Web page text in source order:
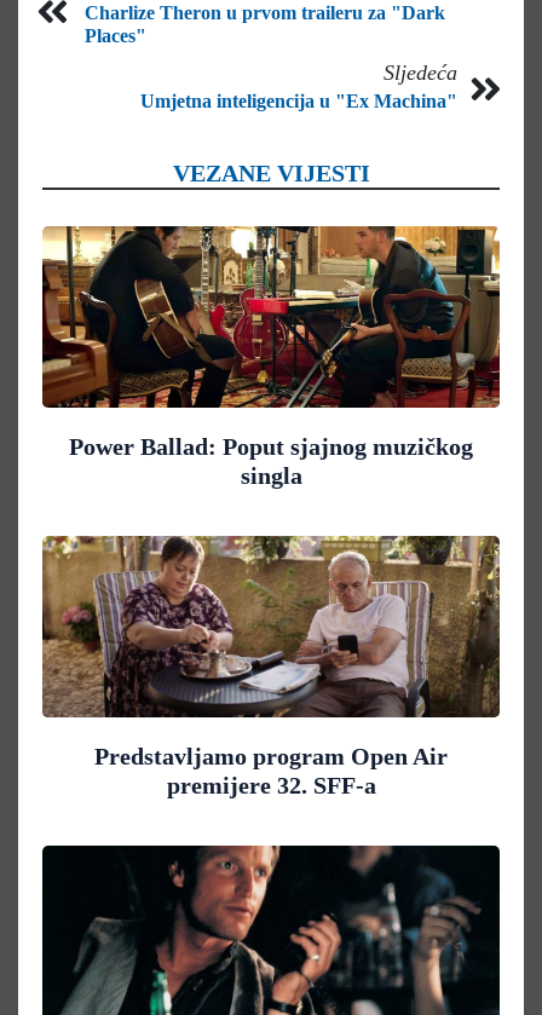
Charlize Theron u prvom traileru za "Dark
Places"
Sljedeća
Umjetna inteligencija u "Ex Machina"
VEZANE VIJESTI
Power Ballad: Poput sjajnog muzičkog
singla
Predstavljamo program Open Air
premijere 32. SFF-a